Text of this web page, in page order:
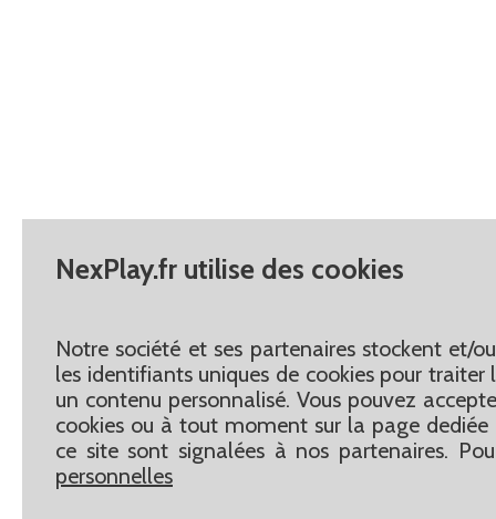
NexPlay.fr utilise des cookies
Notre société et ses partenaires stockent et/
les identifiants uniques de cookies pour
un contenu personnalisé. Vous pouvez
cookies ou à tout moment sur la page dediée
ce site sont signalées à nos partenaires.
personnelles